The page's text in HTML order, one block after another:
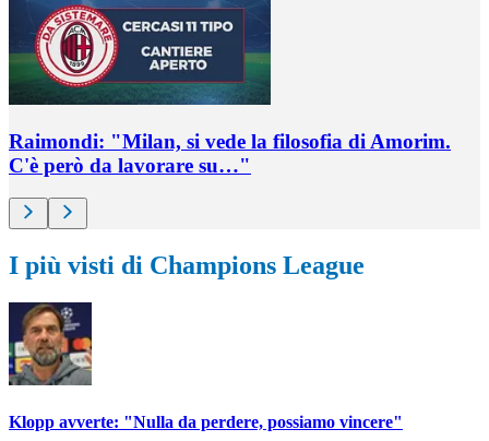
Raimondi: "Milan, si vede la filosofia di Amorim.
C'è però da lavorare su…"
I più visti di Champions League
Klopp avverte: "Nulla da perdere, possiamo vincere"